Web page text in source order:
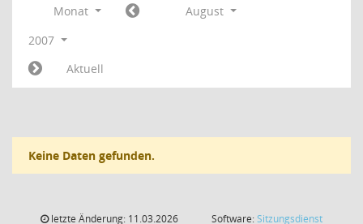
Monat
August
2007
Aktuell
Keine Daten gefunden.
letzte Änderung: 11.03.2026
Software:Sitzungsdienst